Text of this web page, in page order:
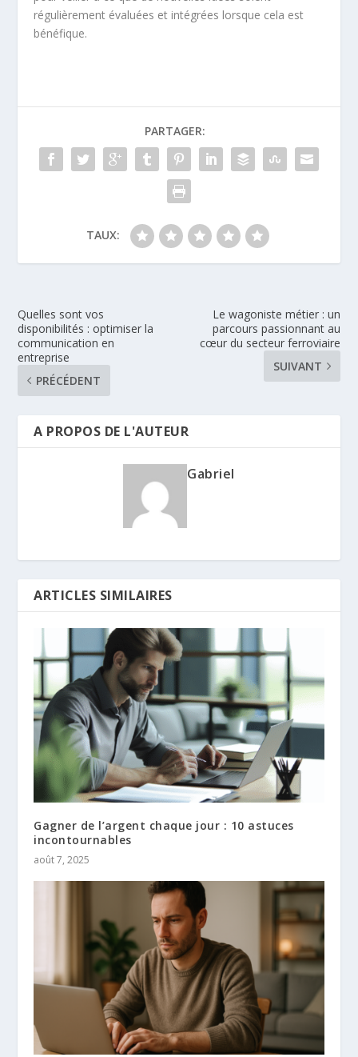
régulièrement évaluées et intégrées lorsque cela est
bénéfique.
PARTAGER:
TAUX:
Quelles sont vos
disponibilités : optimiser la
communication en
entreprise
PRÉCÉDENT
Le wagoniste métier : un
parcours passionnant au
cœur du secteur ferroviaire
SUIVANT
A PROPOS DE L'AUTEUR
Gabriel
ARTICLES SIMILAIRES
Gagner de l’argent chaque jour : 10 astuces
incontournables
août 7, 2025